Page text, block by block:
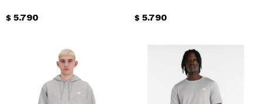
$ 5.790 $ 5.790